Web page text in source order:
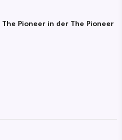
Pioneer in der The Pioneer